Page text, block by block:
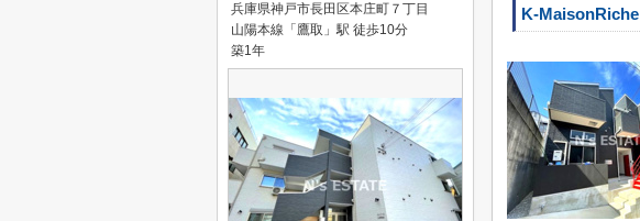
K-MaisonRiche
兵庫県神戸市長田区本庄町７丁目
山陽本線「鷹取」駅 徒歩10分
築1年